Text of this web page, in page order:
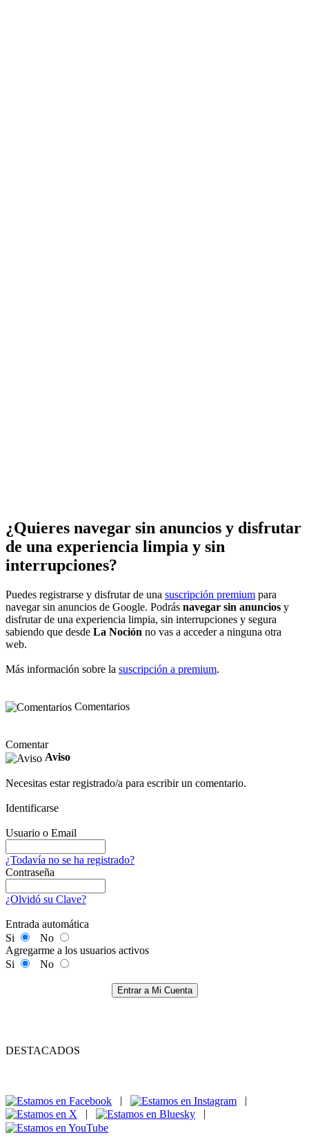
¿Quieres navegar sin anuncios y disfrutar
de una experiencia limpia y sin
interrupciones?
Puedes registrarse y disfrutar de una suscripción premium para
navegar sin anuncios de Google. Podrás navegar sin anuncios y
disfrutar de una experiencia limpia, sin interrupciones y segura
sabiendo que desde La Noción no vas a acceder a ninguna otra
web.
Más información sobre la suscripción a premium.
Comentarios
Comentar
Aviso
Necesitas estar registrado/a para escribir un comentario.
Identificarse
Usuario o Email
¿Todavía no se ha registrado?
Contraseña
¿Olvidó su Clave?
Entrada automática
Si
No
Agregarme a los usuarios activos
Si
No
Entrar a Mi Cuenta
DESTACADOS
|
|
|
|